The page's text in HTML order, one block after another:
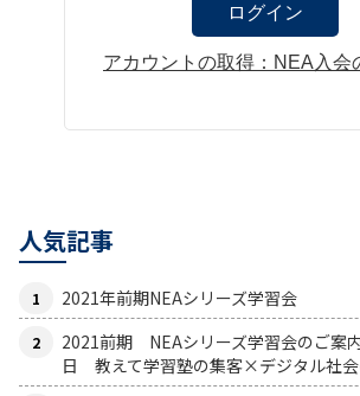
アカウントの取得：NEA入会
人気記事
2021年前期NEAシリーズ学習会
2021前期 NEAシリーズ学習会のご案
日 教えて学習塾の集客×デジタル社